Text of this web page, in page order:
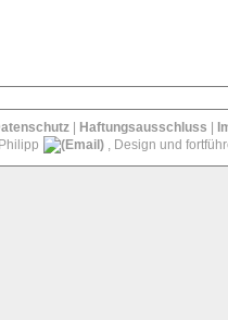
| Haftungsausschluss
, Design und